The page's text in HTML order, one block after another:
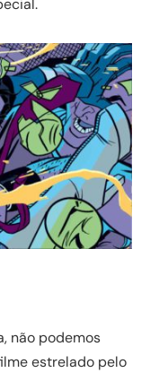
não podemos
estrelado pelo